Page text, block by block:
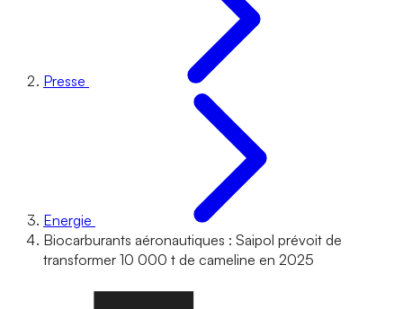
Presse
Energie
Biocarburants aéronautiques : Saipol prévoit de
transformer 10 000 t de cameline en 2025